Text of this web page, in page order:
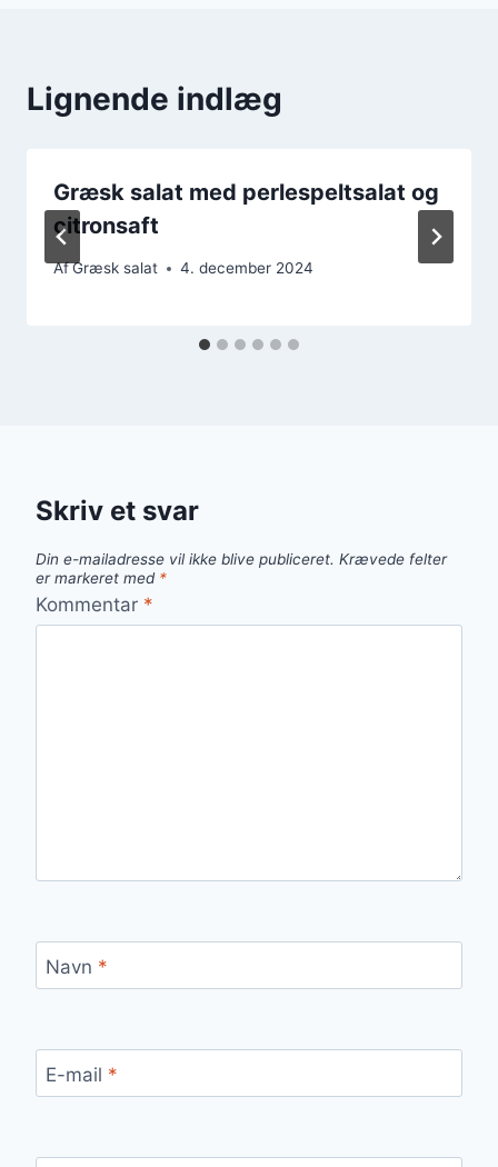
Lignende indlæg
Græsk salat med perlespeltsalat og
citronsaft
AfGræsk salat 4. december 2024
Skriv et svar
Din e-mailadresse vil ikke blive publiceret. Krævede felter
er markeret med *
Kommentar *
Navn *
E-mail *